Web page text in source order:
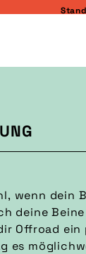
wenn dein
deine
Offroad ein
es